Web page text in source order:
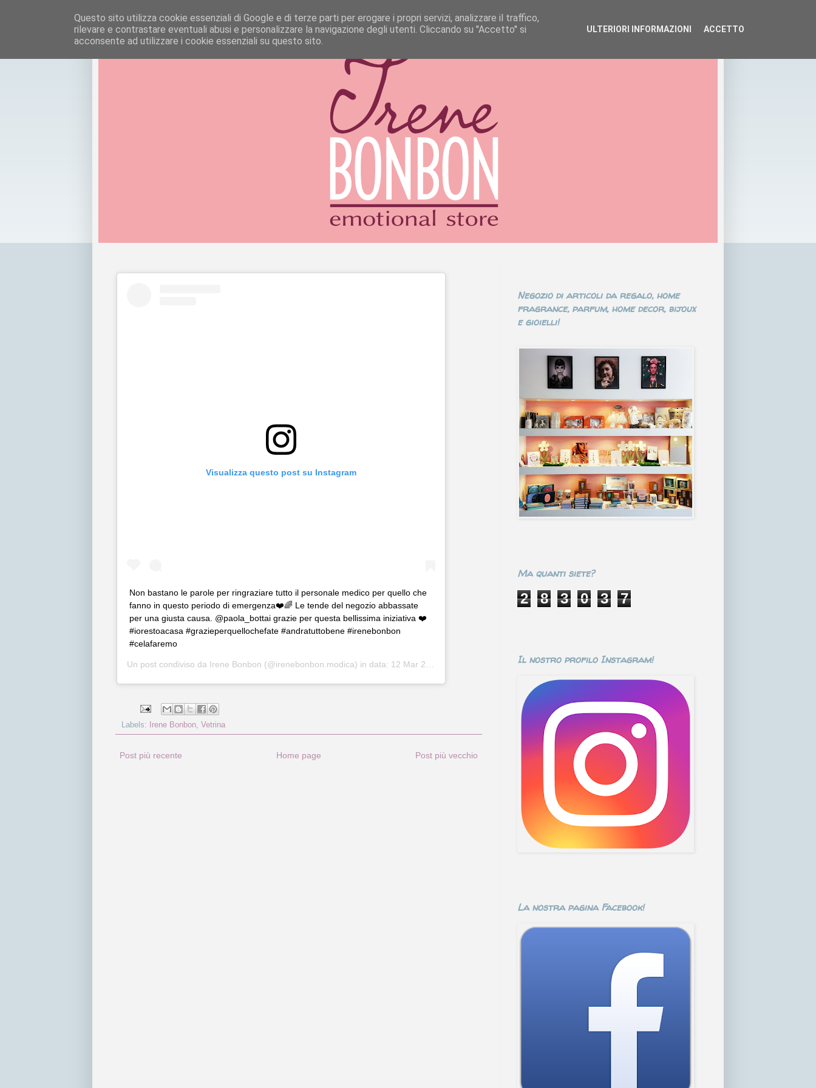
Visualizza questo post su Instagram
Non bastano le parole per ringraziare tutto il personale medico per quello che
fanno in questo periodo di emergenza❤️🌈 Le tende del negozio abbassate
per una giusta causa. @paola_bottai grazie per questa bellissima iniziativa ❤️
#iorestoacasa #grazieperquellochefate #andratuttobene #irenebonbon
#celafaremo
Un post condiviso da Irene Bonbon (@irenebonbon.modica) in data: 12 Mar 2020 alle ore 9:19 PDT
Labels: Irene Bonbon Vetrina
Post più recente Post più vecchio
Home page
Negozio di articoli da regalo, home
fragrance, parfum, home decor, bijoux
e gioielli!
Ma quanti siete?
2 8 3 0 3 7
Il nostro profilo Instagram!
La nostra pagina Facebook!
Questo sito utilizza cookie essenziali di Google e di terze parti per erogare i propri servizi, analizzare il traffico,
rilevare e contrastare eventuali abusi e personalizzare la navigazione degli utenti. Cliccando su ''Accetto'' si
acconsente ad utilizzare i cookie essenziali su questo sito.
ULTERIORI INFORMAZIONI ACCETTO